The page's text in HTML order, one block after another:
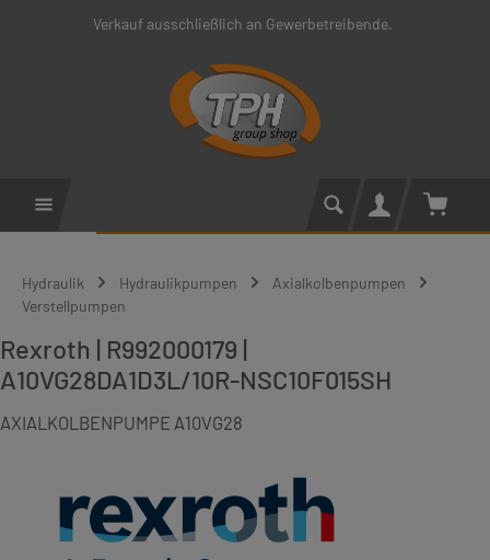
Zum Hauptinhalt springenVerkauf ausschließlich an Gewerbetreibende.
Hydraulik Hydraulikpumpen
Axialkolbenpumpen
Verstellpumpen
Rexroth | R992000179 |
A10VG28DA1D3L/10R-NSC10F015SH
AXIALKOLBENPUMPE A10VG28